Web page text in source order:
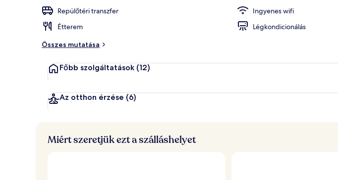
a
b
Repülőtéri transzfer
Ingyenes wifi
Étterem
Légkondicionálás
Összes mutatása
Főbb szolgáltatások (12)
Az otthon érzése (6)
Miért szeretjük ezt a szálláshelyet